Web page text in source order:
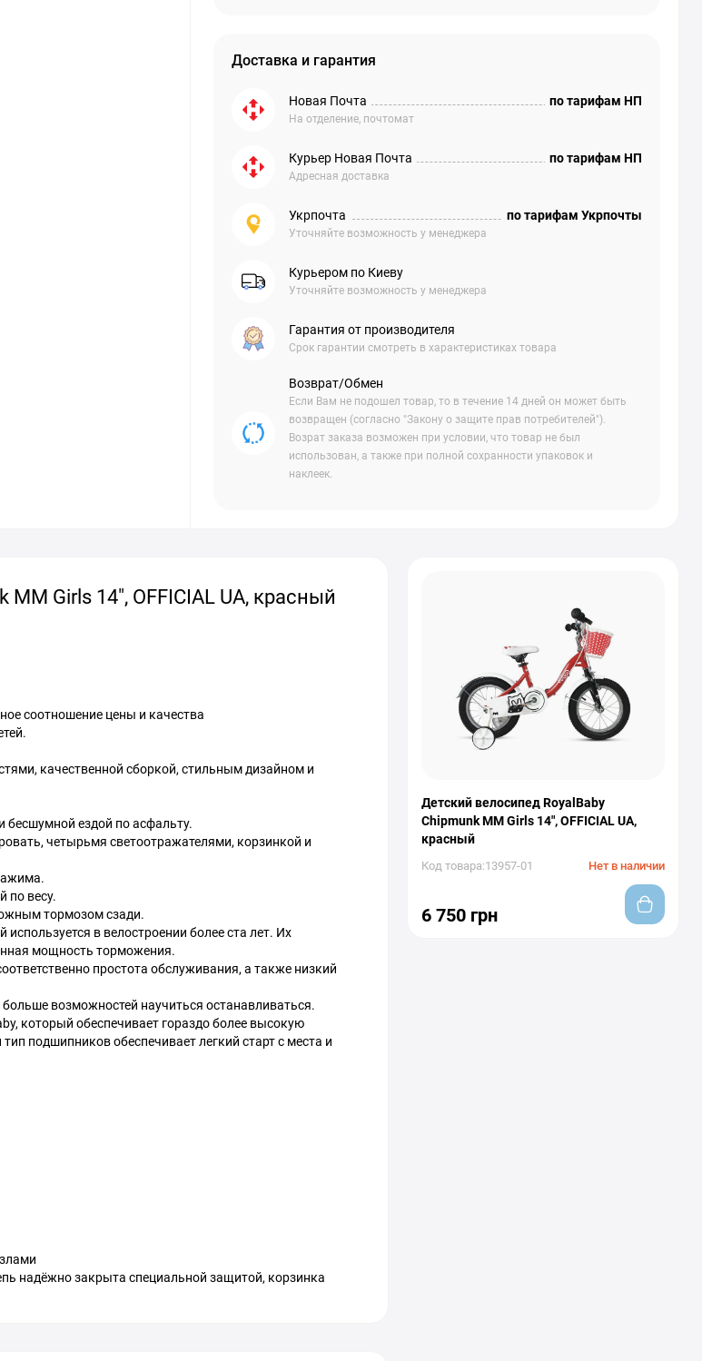
Доставка и гарантия
Новая Почта
На отделение, почтомат
по тарифам НП
Курьер Новая Почта
Адресная доставка
по тарифам НП
Укрпочта
Уточняйте возможность у менеджера
по тарифам Укрпочты
Курьером по Киеву
Уточняйте возможность у менеджера
Гарантия от производителя
Срок гарантии смотреть в характеристиках товара
Возврат/Обмен
Если Вам не подошел товар, то в течение 14 дней он может быть
возвращен (согласно "Закону о защите прав потребителей").
Возрат заказа возможен при условии, что товар не был
использован, а также при полной сохранности упаковок и
наклеек.
Girls 14", OFFICIAL UA, красный
соотношение цены и качества
качественной сборкой, стильным дизайном и
бесшумной ездой по асфальту.
четырьмя светоотражателями, корзинкой и
по весу.
тормозом сзади.
в велостроении более ста лет. Их
мощность торможения.
простота обслуживания, а также низкий
возможностей научиться останавливаться.
который обеспечивает гораздо более высокую
подшипников обеспечивает легкий старт с места и
надёжно закрыта специальной защитой, корзинка
Детский велосипед RoyalBaby
Chipmunk MM Girls 14", OFFICIAL UA,
красный
Код товара:13957-01 Нет в наличии
6 750 грн